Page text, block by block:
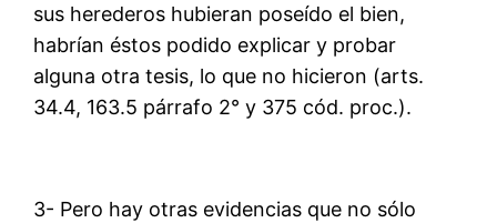
sus herederos hubieran poseído el bien,
habrían éstos podido explicar y probar
alguna otra tesis, lo que no hicieron (arts.
34.4, 163.5 párrafo 2° y 375 cód. proc.).
3- Pero hay otras evidencias que no sólo